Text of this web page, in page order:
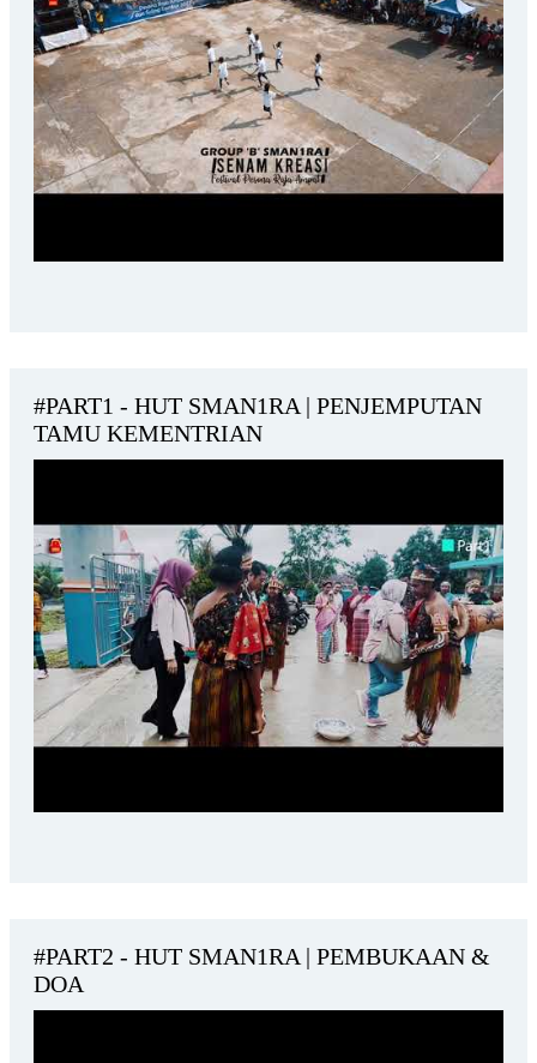
#PART1 - HUT SMAN1RA | PENJEMPUTAN
TAMU KEMENTRIAN
#PART2 - HUT SMAN1RA | PEMBUKAAN &
DOA